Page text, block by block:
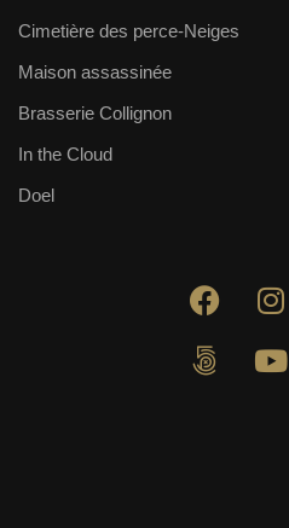
Cimetière des perce-Neiges
Maison assassinée
Brasserie Collignon
In the Cloud
Doel